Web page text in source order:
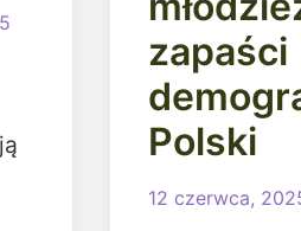
zapaści
Polski
12 czerwca,